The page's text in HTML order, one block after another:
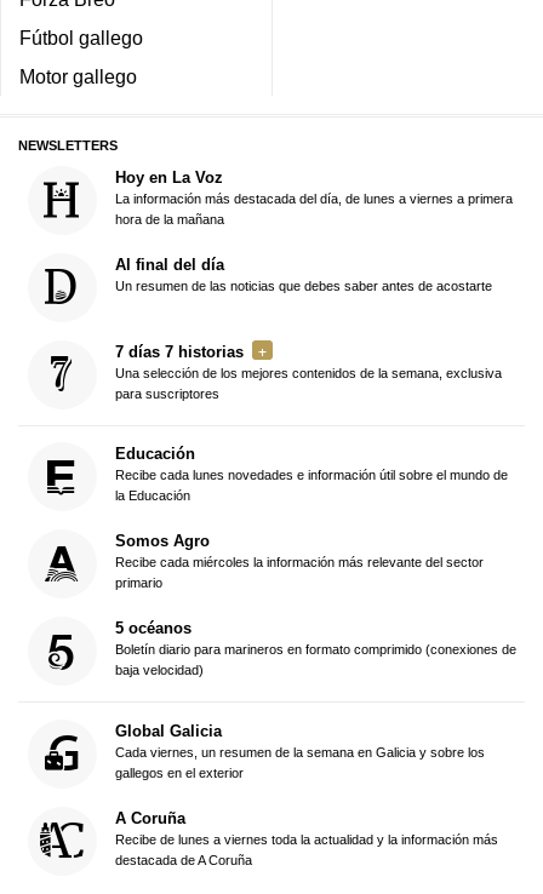
Fútbol gallego
Motor gallego
NEWSLETTERS
Hoy en La Voz
La información más destacada del día, de lunes a viernes a primera
hora de la mañana
Al final del día
Un resumen de las noticias que debes saber antes de acostarte
7 días 7 historias
Una selección de los mejores contenidos de la semana, exclusiva
para suscriptores
Educación
Recibe cada lunes novedades e información útil sobre el mundo de
la Educación
Somos Agro
Recibe cada miércoles la información más relevante del sector
primario
5 océanos
Boletín diario para marineros en formato comprimido (conexiones de
baja velocidad)
Global Galicia
Cada viernes, un resumen de la semana en Galicia y sobre los
gallegos en el exterior
A Coruña
Recibe de lunes a viernes toda la actualidad y la información más
destacada de A Coruña